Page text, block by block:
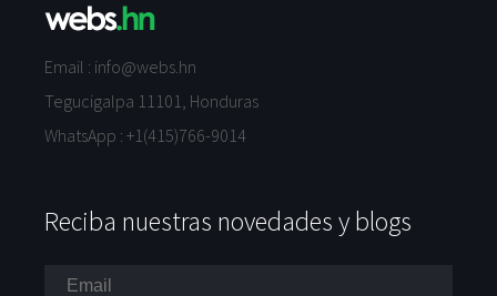
Email : info@webs.hn
Tegucigalpa 11101, Honduras
WhatsApp : +1(415)766-9014
Reciba nuestras novedades y blogs